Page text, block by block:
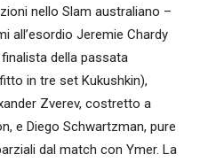
nello Slam australiano –
all’esordio Jeremie Chardy
della passata
in tre set Kukushkin),
Zverev, costretto a
e Diego Schwartzman, pure
dal match con Ymer. La